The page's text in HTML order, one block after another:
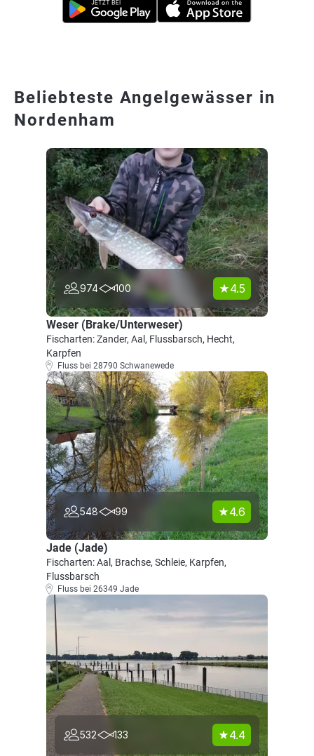
Beliebteste Angelgewässer in
Nordenham
974 100 4.5
Weser (Brake/Unterweser)
Fischarten: Zander, Aal, Flussbarsch, Hecht,
Karpfen
Fluss bei 28790 Schwanewede
548 99 4.6
Jade (Jade)
Fischarten: Aal, Brachse, Schleie, Karpfen,
Flussbarsch
Fluss bei 26349 Jade
532 133 4.4